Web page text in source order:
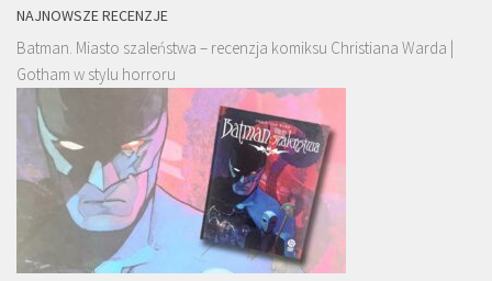
NAJNOWSZE RECENZJE
Batman. Miasto szaleństwa – recenzja komiksu Christiana Warda |
Gotham w stylu horroru